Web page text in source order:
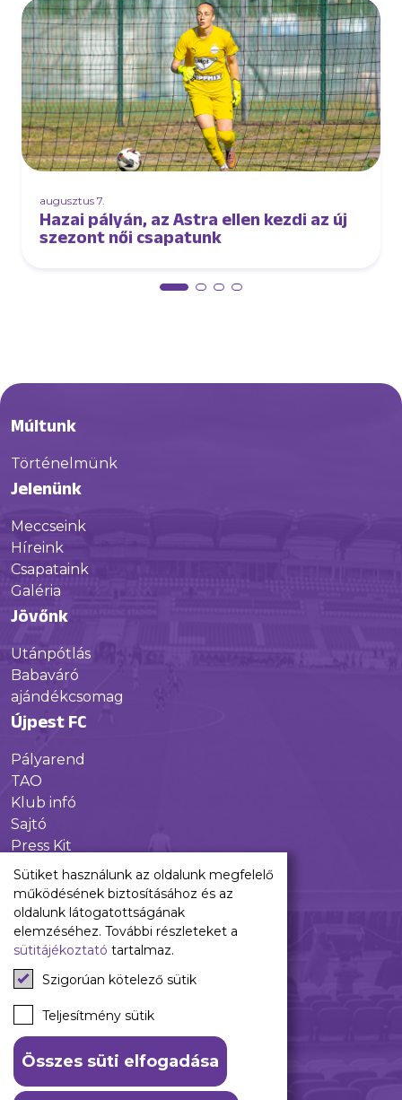
augusztus 7.
Hazai pályán, az Astra ellen kezdi az új
szezont női csapatunk
Múltunk
Történelmünk
Jelenünk
Meccseink
Híreink
Csapataink
Galéria
Jövőnk
Utánpótlás
Babaváró
ajándékcsomag
Újpest FC
Pályarend
TAO
Klub infó
Sajtó
Press Kit
Újpest FC Shop
Digitális felületeink
Facebook
Instagram
Tiktok
Youtube
Spotify
ÁSZF
Sütiket használunk az oldalunk megfelelő
működésének biztosításához és az
oldalunk látogatottságának
elemzéséhez. További részleteket a
sütitájékoztató tartalmaz.
Szigorúan kötelező sütik
Teljesítmény sütik
Összes süti elfogadása